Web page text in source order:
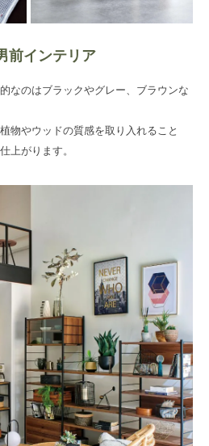
前インテリア
なのはブラックやグレー、ブラウンな
物やウッドの質感を取り入れること
上がります。